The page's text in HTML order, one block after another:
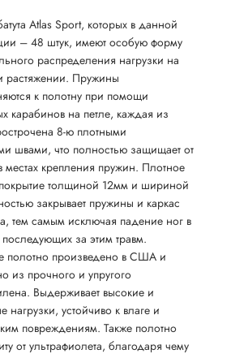
Atlas Sport, которых в данной
– 48 штук, имеют особую форму
распределения нагрузки на
растяжении. Пружины
к полотну при помощи
карабинов на петле, каждая из
8-ю плотными
швами, что полностью защищает от
местах крепления пружин. Плотное
толщиной 12мм и шириной
закрывает пружины и каркас
тем самым исключая падение ног в
последующих за этим травм.
полотно произведено в США и
из прочного и упругого
Выдерживает высокие и
нагрузки, устойчиво к влаге и
повреждениям. Также полотно
от ультрафиолета, благодаря чему